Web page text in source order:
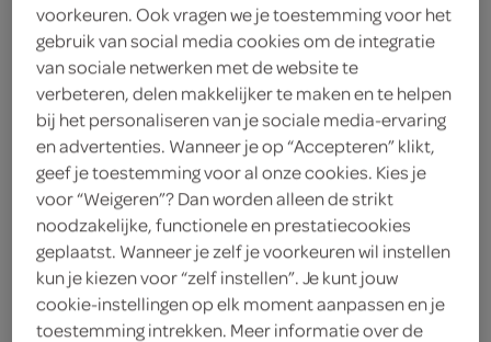
200 gram kristalsuiker
110 gram roomboter
1 mespunt zout
1 mespunt bakpoeder
250 gram bloem
kies je winkel
voorkeuren. Ook vragen we je toestemming voor het
gebruik van social media cookies om de integratie
van sociale netwerken met de website te
verbeteren, delen makkelijker te maken en te helpen
bij het personaliseren van je sociale media-ervaring
en advertenties. Wanneer je op “Accepteren” klikt,
geef je toestemming voor al onze cookies. Kies je
voor “Weigeren”? Dan worden alleen de strikt
noodzakelijke, functionele en prestatiecookies
geplaatst. Wanneer je zelf je voorkeuren wil instellen
kun je kiezen voor “zelf instellen”. Je kunt jouw
cookie-instellingen op elk moment aanpassen en je
toestemming intrekken. Meer informatie over de